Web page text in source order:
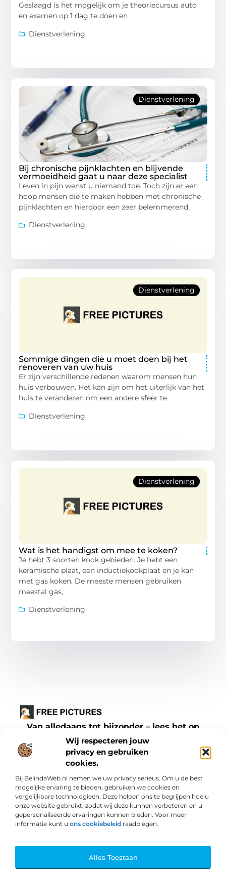
Wij respecteren jouw
privacy en gebruiken
cookies.
Bij BelindaWeb.nl nemen we uw privacy serieus. Om u de best
mogelijke ervaring te bieden, gebruiken we cookies en
vergelijkbare technologieën. Deze helpen ons te begrijpen hoe u
onze website gebruikt, zodat wij deze kunnen verbeteren en u
gepersonaliseerde ervaringen kunnen bieden. Voor meer
informatie kunt u ons cookiebeleid raadplegen.
Alles Toestaan
Geslaagd is het mogelijk om je theoriecursus auto
en examen op 1 dag te doen en
Dienstverlening
Dienstverlening
Bij chronische pijnklachten en blijvende
vermoeidheid gaat u naar deze specialist
Leven in pijn wenst u niemand toe. Toch zijn er een
hoop mensen die te maken hebben met chronische
pijnklachten en hierdoor een zeer belemmerend
Dienstverlening
Dienstverlening
Sommige dingen die u moet doen bij het
renoveren van uw huis
Er zijn verschillende redenen waarom mensen hun
huis verbouwen. Het kan zijn om het uiterlijk van het
huis te veranderen om een ​​andere sfeer te
Dienstverlening
Dienstverlening
Wat is het handigst om mee te koken?
Je hebt 3 soorten kook gebieden. Je hebt een
keramische plaat, een inductiekookplaat en je kan
met gas koken. De meeste mensen gebruiken
meestal gas,
Dienstverlening
Van alledaags tot bijzonder – lees het op
freepictures.nl.
Ontdek inspirerende blogs en artikelen over
alles wat het dagelijks leven te bieden heeft.
Bericht categorie
Onze informatie